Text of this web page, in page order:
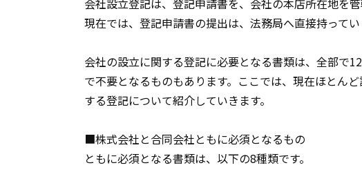
会社設立登記は、登記申請書を、会社の本店所在地を
現在では、登記申請書の提出は、法務局へ直接持って
会社の設立に関する登記に必要となる書類は、全部で
で不要となるものもあります。ここでは、現在ほとん
する登記について紹介していきます。
■株式会社と合同会社ともに必須となるもの
ともに必須となる書類は、以下の8種類です。